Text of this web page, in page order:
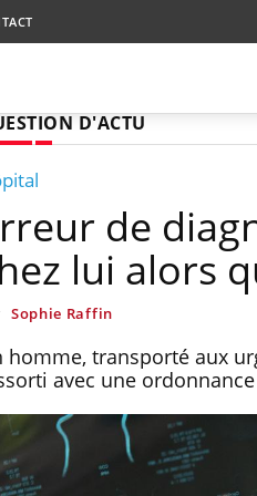
D'ACTU
de
lui alors
Sophie Raffin
homme, transporté aux
avec une